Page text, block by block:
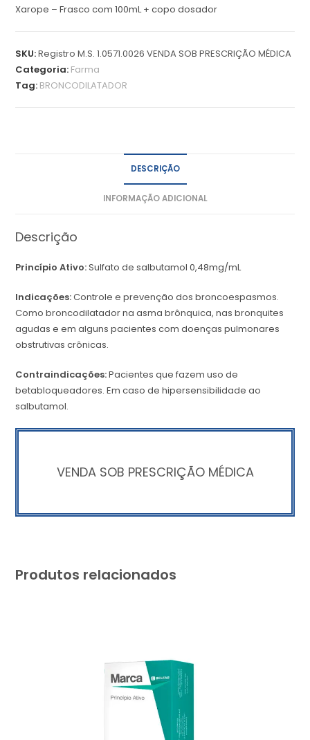
Xarope – Frasco com 100mL + copo dosador
SKU:Registro M.S. 1.0571.0026 VENDA SOB PRESCRIÇÃO MÉDICA
Categoria: Farma
Tag: BRONCODILATADOR
DESCRIÇÃO
INFORMAÇÃO ADICIONAL
Descrição
Princípio Ativo:Sulfato de salbutamol 0,48mg/mL
Indicações:Controle e prevenção dos broncoespasmos.
Como broncodilatador na asma brônquica, nas bronquites
agudas e em alguns pacientes com doenças pulmonares
obstrutivas crônicas.
Contraindicações:Pacientes que fazem uso de
betabloqueadores. Em caso de hipersensibilidade ao
salbutamol.
VENDA SOB PRESCRIÇÃO MÉDICA
Produtos relacionados